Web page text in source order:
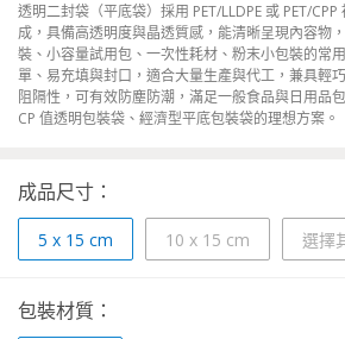
透明二封袋（平底袋）採用 PET/LLDPE 或 PET/
成，具備高透明度與晶透質感，能清晰呈現內容物
裝、小容量試用包、一次性耗材、粉末小包裝的常
單、易充填與封口，適合大量生產與代工，兼具輕
阻隔性，可有效防塵防潮，滿足一般食品與日用品
CP 值透明包裝袋、經濟型平底包裝袋的理想方案。
成品尺寸：
5 x 15 cm 10 x 15 cm 選擇
包裝材質：